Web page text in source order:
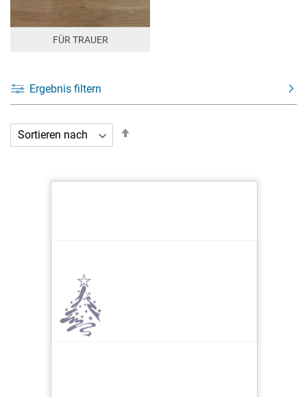
FÜR TRAUER
Ergebnis filtern